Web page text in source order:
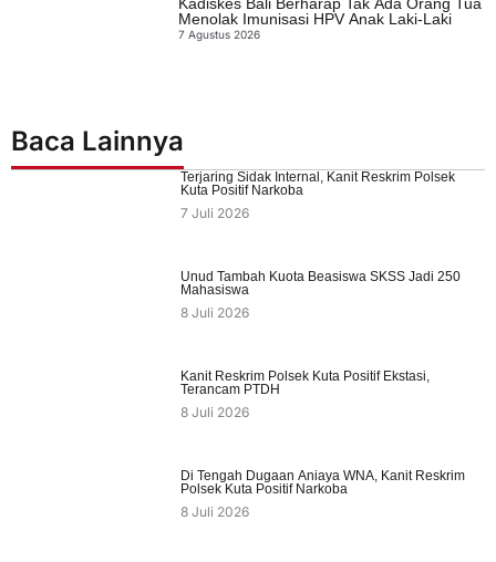
Menolak Imunisasi HPV Anak Laki-Laki
7 Agustus 2026
Baca Lainnya
Terjaring Sidak Internal, Kanit Reskrim Polsek
Kuta Positif Narkoba
7 Juli 2026
Unud Tambah Kuota Beasiswa SKSS Jadi 250
Mahasiswa
8 Juli 2026
Kanit Reskrim Polsek Kuta Positif Ekstasi,
Terancam PTDH
8 Juli 2026
Di Tengah Dugaan Aniaya WNA, Kanit Reskrim
Polsek Kuta Positif Narkoba
8 Juli 2026